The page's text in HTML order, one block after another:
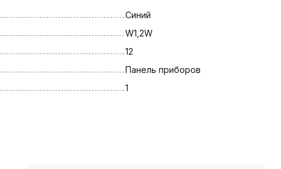
Синий
W1,2W
12
Панель приборов
1